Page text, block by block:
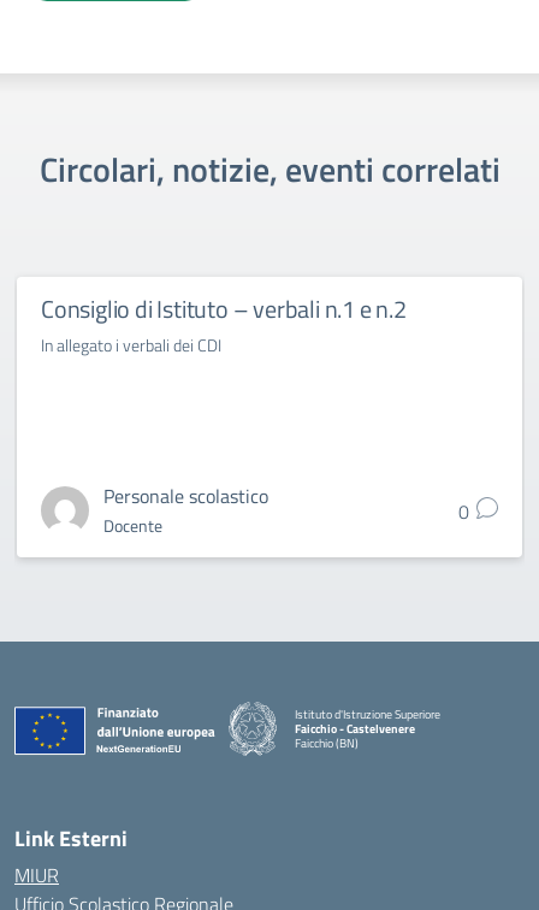
Circolari, notizie, eventi correlati
Consiglio di Istituto – verbali n.1 e n.2
In allegato i verbali dei CDI
Personale scolastico
Docente 0
Istituto d'Istruzione Superiore
Faicchio - Castelvenere
Faicchio (BN)
Link Esterni
MIUR
Ufficio Scolastico Regionale